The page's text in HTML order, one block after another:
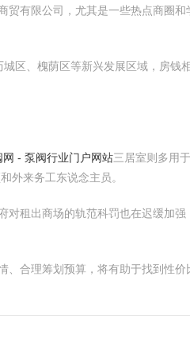
有限公司，尤其是一些热点商圈和
区、槐荫区等新兴发展区域，房钱
网 - 泵阀行业门户网站三居室则多用
外来务工东说念主员。
对租出商场的轨范科罚也在迟缓加强
、合理筹划预算，将有助于找到性价